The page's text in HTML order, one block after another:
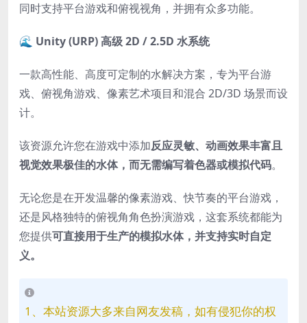
同时支持平台游戏和俯视视角，并拥有众多功能。
🌊 Unity (URP) 高级 2D / 2.5D 水系统
一款高性能、高度可定制的水解决方案，专为平台游
戏、俯视角游戏、像素艺术项目和混合 2D/3D 场景而设
计。
该资源允许您在游戏中添加反应灵敏、动画效果丰富且
视觉效果极佳的水体， 而无需编写着色器或模拟代码。
无论您是在开发温馨的像素游戏、快节奏的平台游戏，
还是风格独特的俯视角角色扮演游戏，这套系统都能为
您提供可直接用于生产的模拟水体，并支持实时自定
义。
1、本站资源大多来自网友发稿，如有侵犯你的权